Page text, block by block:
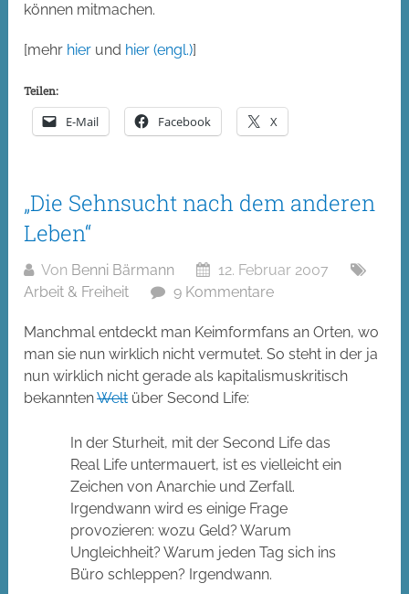
können mitmachen.
[mehr hier und hier (engl.)]
Teilen:
E-Mail Facebook X
„Die Sehnsucht nach dem anderen
Leben“
Von Benni Bärmann
12. Februar 2007
Arbeit & Freiheit
9 Kommentare
Manchmal entdeckt man Keimformfans an Orten, wo
man sie nun wirklich nicht vermutet. So steht in der ja
nun wirklich nicht gerade als kapitalismuskritisch
bekanntenWeltüber Second Life:
In der Sturheit, mit der Second Life das
Real Life untermauert, ist es vielleicht ein
Zeichen von Anarchie und Zerfall.
Irgendwann wird es einige Frage
provozieren: wozu Geld? Warum
Ungleichheit? Warum jeden Tag sich ins
Büro schleppen? Irgendwann.